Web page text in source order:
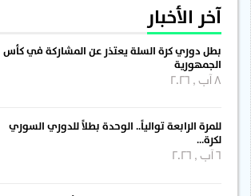
آخر الأخبار
بطل دوري كرة السلة يعتذر عن المشاركة في كأس
الجمهورية
للمرة الرابعة توالياً.. الوحدة بطلاً للدوري السوري
لكرة…